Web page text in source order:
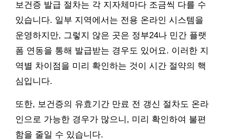
보건증 발급 절차는 각 지자체마다 조금씩 다를 수
있습니다. 일부 지역에서는 전용 온라인 시스템을
운영하지만, 그렇지 않은 곳은 정부24나 민간 플랫
폼 연동을 통해 발급받는 경우도 있어요. 이러한 지
역별 차이점을 미리 확인하는 것이 시간 절약의 핵
심입니다.
또한, 보건증의 유효기간 만료 전 갱신 절차도 온라
인으로 가능한 경우가 많으니, 미리 확인하여 불편
함을 줄일 수 있습니다.